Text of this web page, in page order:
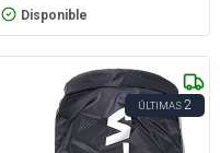
Disponible
ÚLTIMAS2